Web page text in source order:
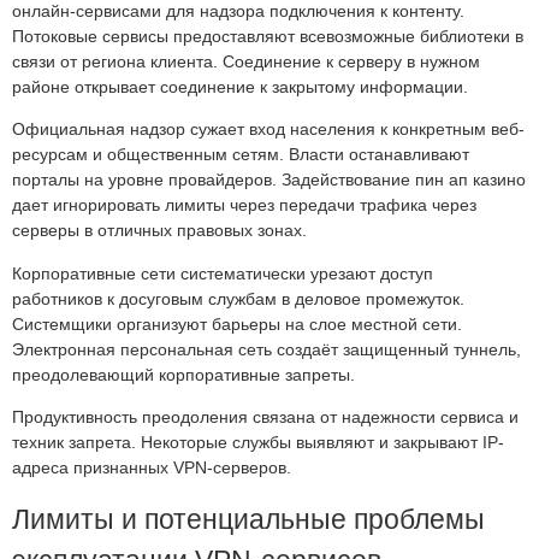
онлайн-сервисами для надзора подключения к контенту.
Потоковые сервисы предоставляют всевозможные библиотеки в
связи от региона клиента. Соединение к серверу в нужном
районе открывает соединение к закрытому информации.
Официальная надзор сужает вход населения к конкретным веб-
ресурсам и общественным сетям. Власти останавливают
порталы на уровне провайдеров. Задействование пин ап казино
дает игнорировать лимиты через передачи трафика через
серверы в отличных правовых зонах.
Корпоративные сети систематически урезают доступ
работников к досуговым службам в деловое промежуток.
Системщики организуют барьеры на слое местной сети.
Электронная персональная сеть создаёт защищенный туннель,
преодолевающий корпоративные запреты.
Продуктивность преодоления связана от надежности сервиса и
техник запрета. Некоторые службы выявляют и закрывают IP-
адреса признанных VPN-серверов.
Лимиты и потенциальные проблемы